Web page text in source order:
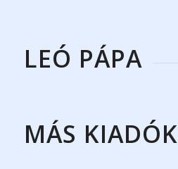
LEÓ PÁPA
MÁS KIADÓK